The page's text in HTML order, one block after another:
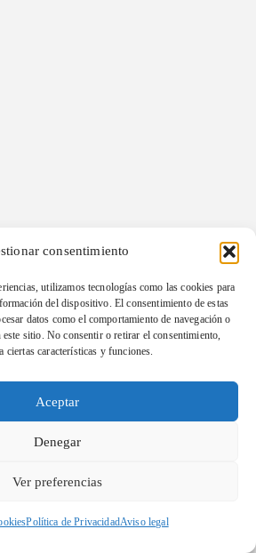
consentimiento
utilizamos tecnologías como las cookies para
del dispositivo. El consentimiento de estas
datos como el comportamiento de navegación o
sitio. No consentir o retirar el consentimiento,
ciertas características y funciones.
Aceptar
Denegar
Ver preferencias
Política de PrivacidadAviso legal